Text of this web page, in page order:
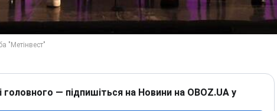
— підпишіться на Новини на OBOZ.UA у